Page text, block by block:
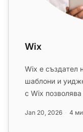
Wix
Wix е създател
шаблони и
с Wix
Jan 20, 2026 4